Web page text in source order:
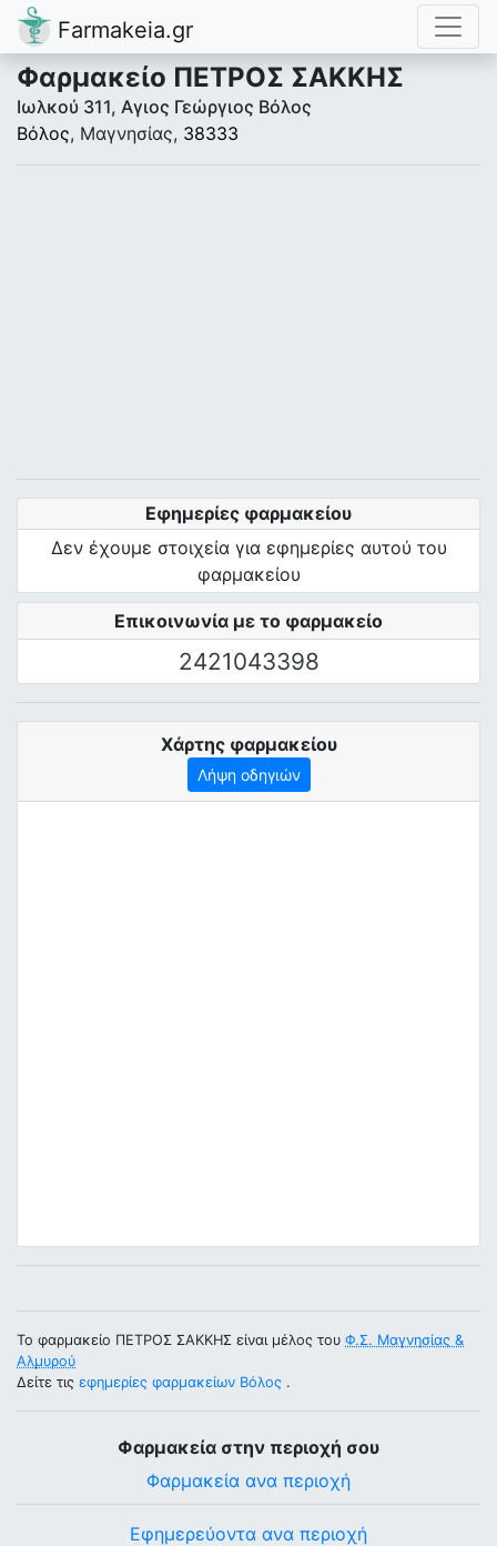
Farmakeia.gr
Φαρμακείο ΠΕΤΡΟΣ ΣΑΚΚΗΣ
Ιωλκού 311, Αγιος Γεώργιος Βόλος
Βόλος, Μαγνησίας, 38333
Επικοινωνία με το φαρμακείο
2421043398
Εφημερίες φαρμακείου
Δεν έχουμε στοιχεία για εφημερίες αυτού του
φαρμακείου
Χάρτης φαρμακείου
Λήψη οδηγιών
Το φαρμακείο ΠΕΤΡΟΣ ΣΑΚΚΗΣ είναι μέλος του Φ.Σ. Μαγνησίας &
Αλμυρού
Δείτε τις εφημερίες φαρμακείων Βόλος .
Φαρμακεία στην περιοχή σου
Φαρμακεία ανα περιοχή
Εφημερεύοντα ανα περιοχή